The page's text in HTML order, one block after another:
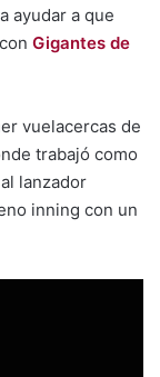
ayudar a que
Gigantes de
vuelacercas de
trabajó como
lanzador
inning con un